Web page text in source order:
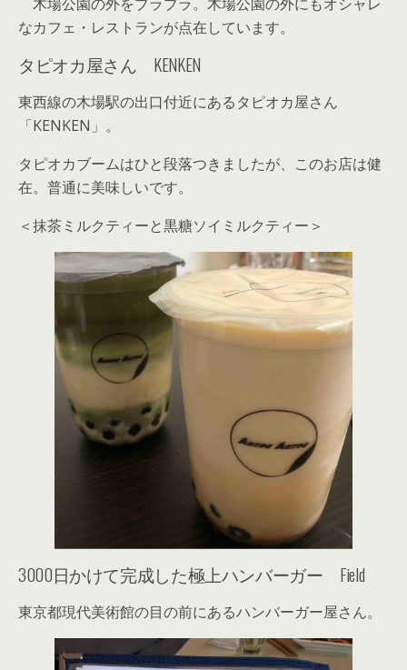
なカフェ・レストランが点在しています。
タピオカ屋さん KENKEN
東西線の木場駅の出口付近にあるタピオカ屋さん
「KENKEN」。
タピオカブームはひと段落つきましたが、このお店は健
在。普通に美味しいです。
＜抹茶ミルクティーと黒糖ソイミルクティー＞
3000日かけて完成した極上ハンバーガー Field
東京都現代美術館の目の前にあるハンバーガー屋さん。